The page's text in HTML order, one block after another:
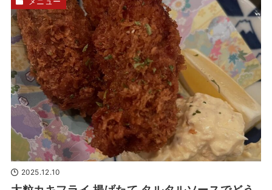
2025.12.10